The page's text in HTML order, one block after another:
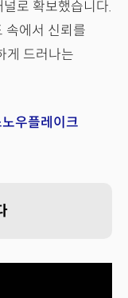
로 확보했습니다.
속에서 신뢰를
게 드러나는
우플레이크